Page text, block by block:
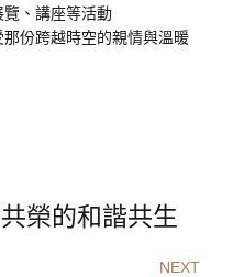
、講座等活動
份跨越時空的親情與溫暖
榮的和諧共生
NEXT